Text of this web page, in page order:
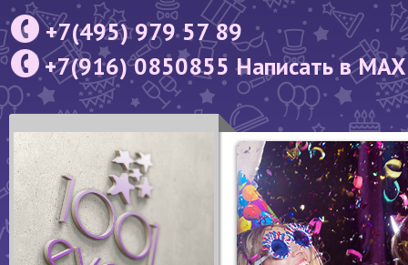
+7(495) 979 57 89
+7(916) 0850855 Написать в MAX